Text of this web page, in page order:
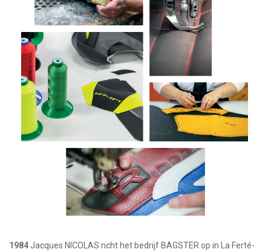
1984Jacques NICOLAS richt het bedrijf BAGSTER op in La Ferté-